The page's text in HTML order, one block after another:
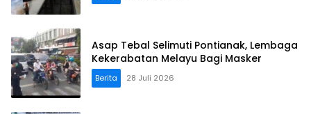
Asap Tebal Selimuti Pontianak, Lembaga
Kekerabatan Melayu Bagi Masker
Berita 28 Juli 2026